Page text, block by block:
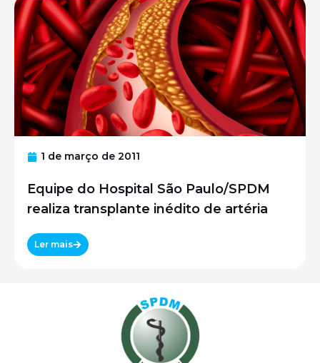
1 de março de 2011
Equipe do Hospital São Paulo/SPDM
realiza transplante inédito de artéria
Ler mais